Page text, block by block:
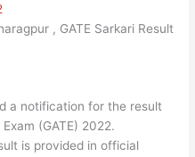
, GATE Sarkari Result
a notification for the result
(GATE) 2022.
is provided in official